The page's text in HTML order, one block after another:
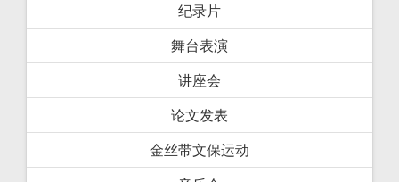
纪录片
舞台表演
讲座会
论文发表
金丝带文保运动